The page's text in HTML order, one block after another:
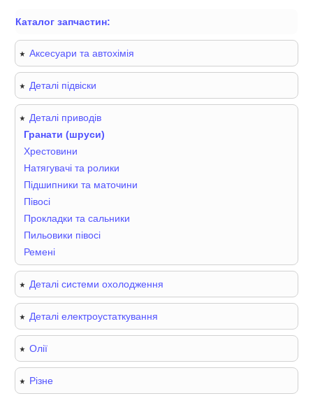
Каталог запчастин:
Аксесуари та автохімія
Деталі підвіски
Деталі приводів
Гранати (шруси)
Хрестовини
Натягувачі та ролики
Підшипники та маточини
Півосі
Прокладки та сальники
Пильовики півосі
Ремені
Деталі системи охолодження
Деталі електроустаткування
Олії
Різне